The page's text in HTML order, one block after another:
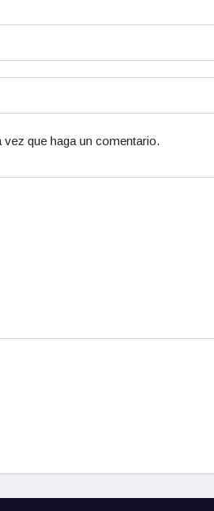
que haga un comentario.